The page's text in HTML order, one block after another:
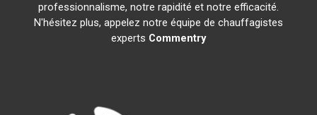
professionnalisme, notre rapidité et notre efficacité.
N'hésitez plus, appelez notre équipe de chauffagistes
experts Commentry